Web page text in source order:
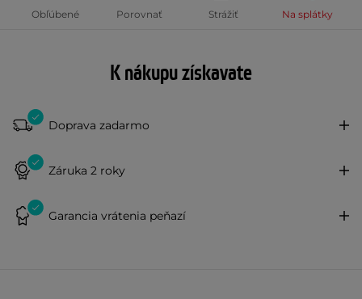
Obľúbené Porovnať Strážiť Na splátky
K nákupu získavate
Doprava zadarmo
Záruka 2 roky
Garancia vrátenia peňazí